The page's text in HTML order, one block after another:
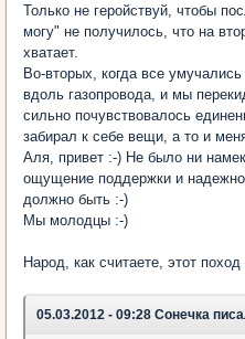
Только не геройствуй, чтобы
могу" не получилось, что на
хватает.
Во-вторых, когда все
вдоль газопровода, и мы
сильно почувствовалось
забирал к себе вещи, а то и
Аля, привет :-) Не было ни
ощущение поддержки и
должно быть :-)
Мы молодцы :-)
Народ, как считаете, этот
05.03.2012 - 09:28 Сонечка